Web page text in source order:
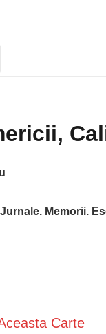
Memorii.
Carte